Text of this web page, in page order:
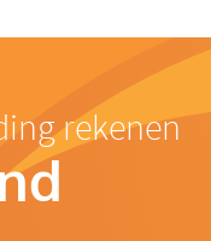
rekenen